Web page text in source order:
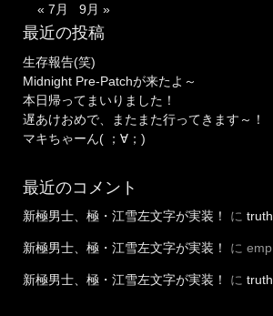
« 7月 9月 »
最近の投稿
生存報告(笑)
Midnight Pre-Patchが来たよ～
本日帰ってまいりました！
遅あけおめで、またまた行ってきます～！
マキちゃーん( ；∀；)
最近のコメント
新極男士、極・江雪左文字が実装！ に truth
新極男士、極・江雪左文字が実装！ に emp
新極男士、極・江雪左文字が実装！ に truth